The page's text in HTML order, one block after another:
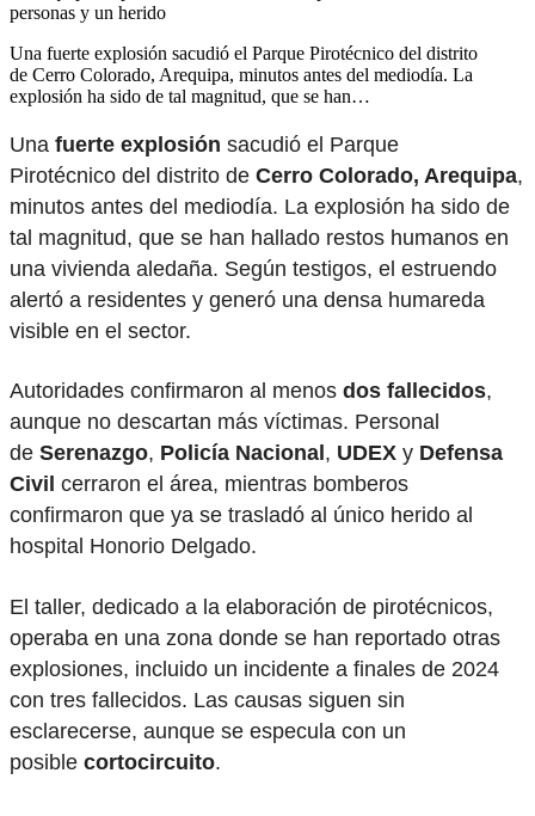
Una fuerte explosión sacudió el Parque Pirotécnico del distrito
de Cerro Colorado, Arequipa, minutos antes del mediodía. La
explosión ha sido de tal magnitud, que se han…
Una fuerte explosión sacudió el Parque
Pirotécnico del distrito de Cerro Colorado, Arequipa,
minutos antes del mediodía. La explosión ha sido de
tal magnitud, que se han hallado restos humanos en
una vivienda aledaña. Según testigos, el estruendo
alertó a residentes y generó una densa humareda
visible en el sector.
Autoridades confirmaron al menos dos fallecidos,
aunque no descartan más víctimas. Personal
de Serenazgo, Policía Nacional , UDEX y Defensa
Civil cerraron el área, mientras bomberos
confirmaron que ya se trasladó al único herido al
hospital Honorio Delgado.
El taller, dedicado a la elaboración de pirotécnicos,
operaba en una zona donde se han reportado otras
explosiones, incluido un incidente a finales de 2024
con tres fallecidos. Las causas siguen sin
esclarecerse, aunque se especula con un
posible cortocircuito.